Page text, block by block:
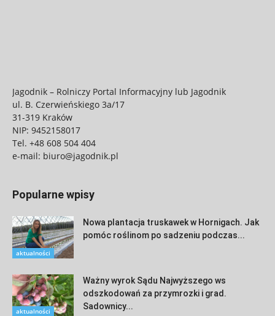
Jagodnik – Rolniczy Portal Informacyjny lub Jagodnik
ul. B. Czerwieńskiego 3a/17
31-319 Kraków
NIP: 9452158017
Tel. +48 608 504 404
e-mail: biuro@jagodnik.pl
Popularne wpisy
aktualności
Nowa plantacja truskawek w Hornigach. Jak
pomóc roślinom po sadzeniu podczas...
aktualności
Ważny wyrok Sądu Najwyższego ws
odszkodowań za przymrozki i grad.
Sadownicy...